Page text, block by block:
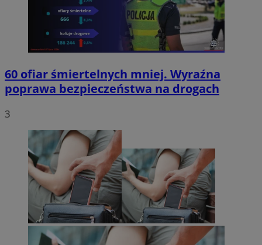
60 ofiar śmiertelnych mniej. Wyraźna
poprawa bezpieczeństwa na drogach
3